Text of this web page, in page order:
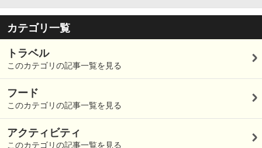
カテゴリ一覧
トラベル
このカテゴリの記事一覧を見る
フード
このカテゴリの記事一覧を見る
アクティビティ
このカテゴリの記事一覧を見る